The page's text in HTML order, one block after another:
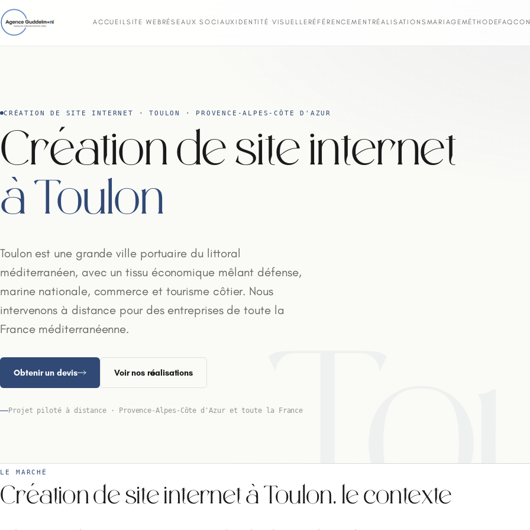
ACCUEILSITE WEB RÉSEAUX SOCIAUX IDENTITÉ VISUELLE RÉFÉRENCEMENT RÉALISATIONSMARIAGEMÉTHODEFAQ
CRÉATION DE SITE INTERNET · TOULON · PROVENCE-ALPES-CÔTE D'AZUR
Création de site internet
à Toulon
Toulon est une grande ville portuaire du littoral
méditerranéen, avec un tissu économique mêlant défense,
marine nationale, commerce et tourisme côtier. Nous
intervenons à distance pour des entreprises de toute la
France méditerranéenne.
Obtenir un devis Voir nos réalisations
Projet piloté à distance · Provence-Alpes-Côte d'Azur et toute la France
LE MARCHÉ
Création de site internet à Toulon, le contexte